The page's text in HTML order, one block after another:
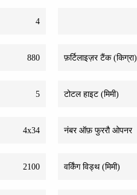
4
880 फ़र्टिलाइज़र टैंक (किग्रा)
5 टोटल हाइट (मिमी)
4x34 नंबर ऑफ़ फुररौ ओपनर
2100 वर्किंग विड्थ (मिमी)